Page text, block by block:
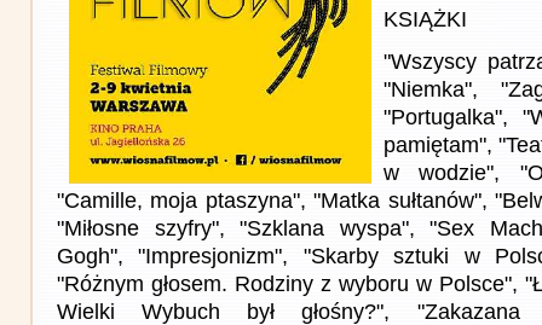
KSIĄŻKI
"Wszyscy
"Niemka",
"Portugalka",
pamiętam",
w wodzie",
"Camille, moja ptaszyna", "Matka sułtanów",
"Miłosne szyfry", "Szklana wyspa", "Sex
Gogh", "Impresjonizm", "Skarby sztuki w
"Różnym głosem. Rodziny z wyboru w Polsce",
Wielki Wybuch był głośny?", "Zakazana